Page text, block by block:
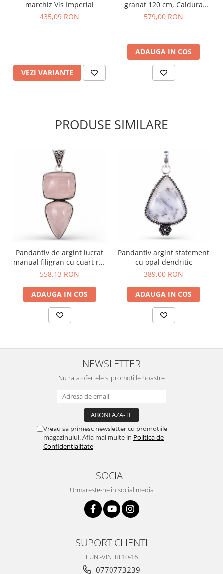
marchiz Vis Imperial
435,09 RON
VEZI VARIANTE
granat 120 cm, Caldura
Inimii
579,00 RON
ADAUGA IN COS
PRODUSE SIMILARE
Pandantiv de argint lucrat
manual filigran cu cuart roz
x 2
558,13 RON
ADAUGA IN COS
Pandantiv argint statement
cu opal dendritic
389,00 RON
ADAUGA IN COS
NEWSLETTER
Nu rata ofertele si promotiile noastre
Vreau sa primesc newsletter cu promotiile
magazinului. Afla mai multe in Politica de
Confidentialitate
SOCIAL
Urmareste-ne in social media
SUPORT CLIENTI
LUNI-VINERI 10-16
0770773239